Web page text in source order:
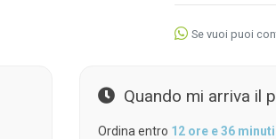
Se vuoi puoi
Quando mi arriva il
Ordina entro 12 ore e 36 minuti